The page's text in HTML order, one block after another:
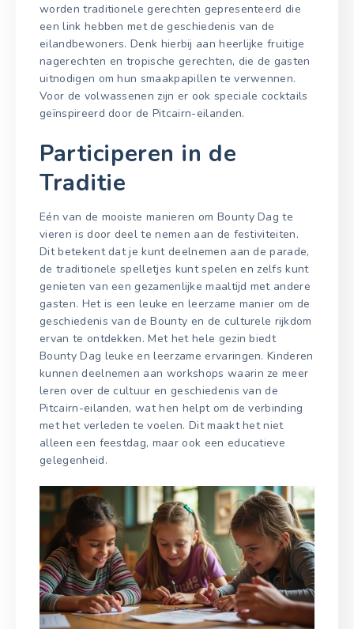
worden traditionele gerechten gepresenteerd die
een link hebben met de geschiedenis van de
eilandbewoners. Denk hierbij aan heerlijke fruitige
nagerechten en tropische gerechten, die de gasten
uitnodigen om hun smaakpapillen te verwennen.
Voor de volwassenen zijn er ook speciale cocktails
geïnspireerd door de Pitcairn-eilanden.
Participeren in de
Traditie
Eén van de mooiste manieren om Bounty Dag te
vieren is door deel te nemen aan de festiviteiten.
Dit betekent dat je kunt deelnemen aan de parade,
de traditionele spelletjes kunt spelen en zelfs kunt
genieten van een gezamenlijke maaltijd met andere
gasten. Het is een leuke en leerzame manier om de
geschiedenis van de Bounty en de culturele rijkdom
ervan te ontdekken. Met het hele gezin biedt
Bounty Dag leuke en leerzame ervaringen. Kinderen
kunnen deelnemen aan workshops waarin ze meer
leren over de cultuur en geschiedenis van de
Pitcairn-eilanden, wat hen helpt om de verbinding
met het verleden te voelen. Dit maakt het niet
alleen een feestdag, maar ook een educatieve
gelegenheid.